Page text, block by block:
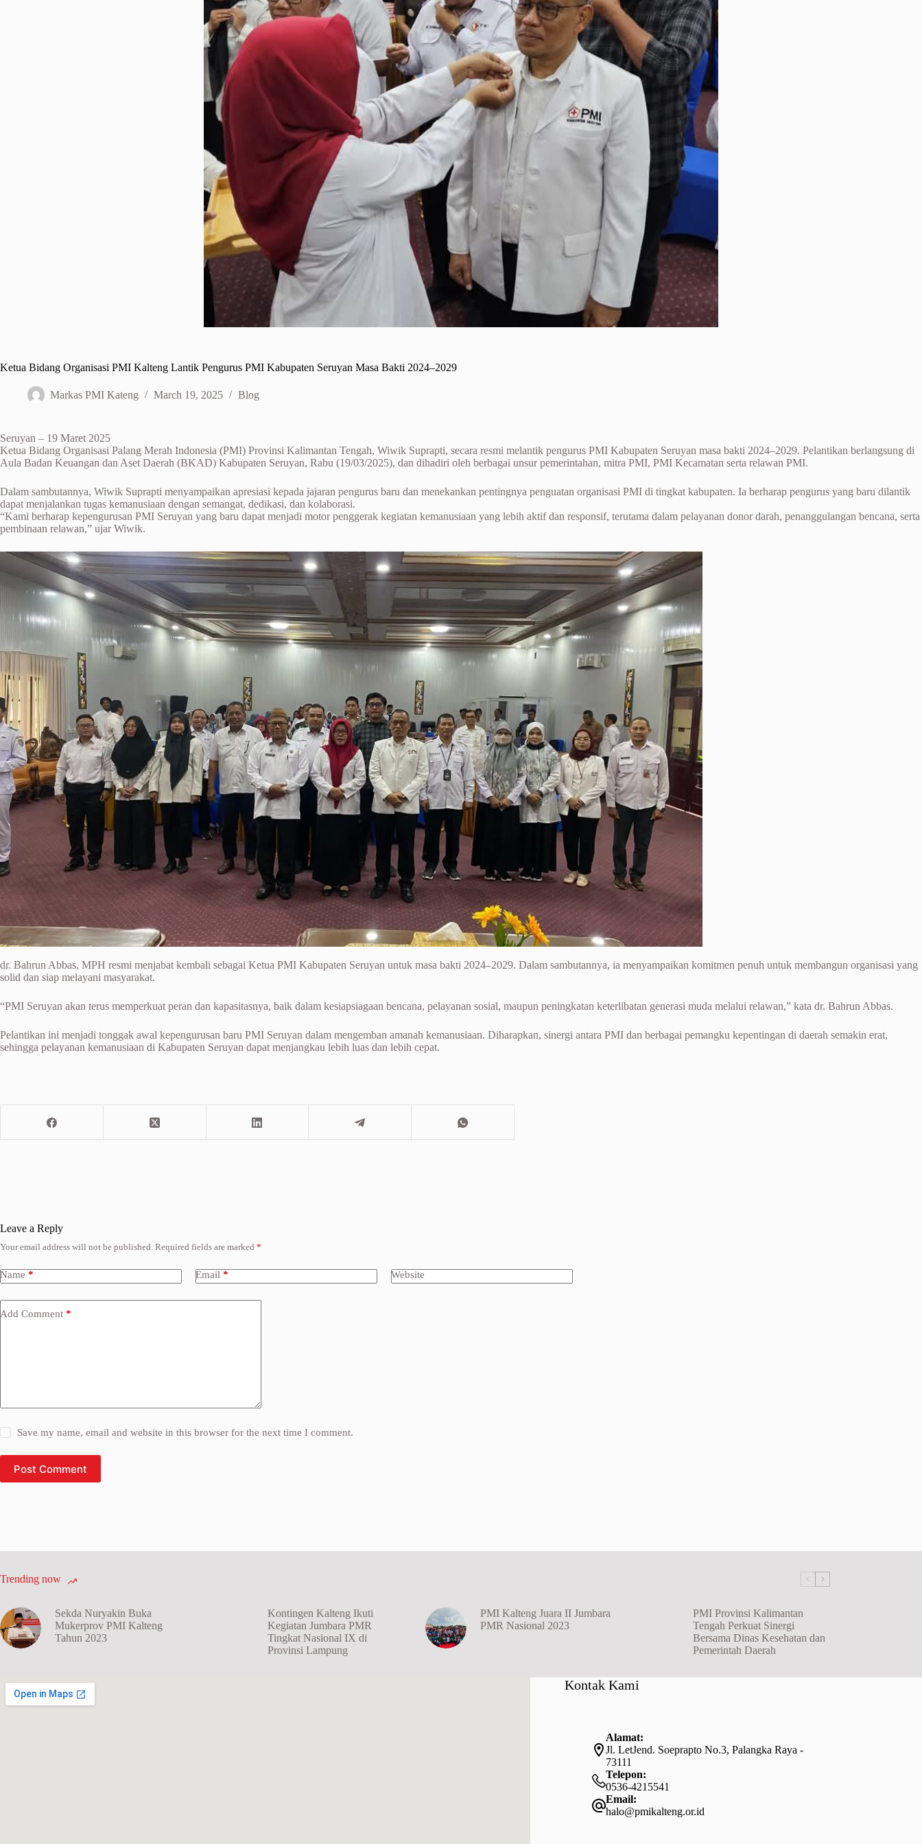
Ketua Bidang Organisasi PMI Kalteng Lantik Pengurus PMI Kabupaten Seruyan Masa Bakti 2024–2029
Markas PMI Kateng March 19, 2025 Blog
Seruyan – 19 Maret 2025
Ketua Bidang Organisasi Palang Merah Indonesia (PMI) Provinsi Kalimantan Tengah, Wiwik Suprapti, secara resmi melantik pengurus PMI Kabupaten Seruyan masa bakti 2024–2029. Pelantikan berlangsung di
Aula Badan Keuangan dan Aset Daerah (BKAD) Kabupaten Seruyan, Rabu (19/03/2025), dan dihadiri oleh berbagai unsur pemerintahan, mitra PMI, PMI Kecamatan serta relawan PMI.
Dalam sambutannya, Wiwik Suprapti menyampaikan apresiasi kepada jajaran pengurus baru dan menekankan pentingnya penguatan organisasi PMI di tingkat kabupaten. Ia berharap pengurus yang baru dilantik
dapat menjalankan tugas kemanusiaan dengan semangat, dedikasi, dan kolaborasi.
“Kami berharap kepengurusan PMI Seruyan yang baru dapat menjadi motor penggerak kegiatan kemanusiaan yang lebih aktif dan responsif, terutama dalam pelayanan donor darah, penanggulangan bencana, serta
pembinaan relawan,” ujar Wiwik.
dr. Bahrun Abbas, MPH resmi menjabat kembali sebagai Ketua PMI Kabupaten Seruyan untuk masa bakti 2024–2029. Dalam sambutannya, ia menyampaikan komitmen penuh untuk membangun organisasi yang
solid dan siap melayani masyarakat.
“PMI Seruyan akan terus memperkuat peran dan kapasitasnya, baik dalam kesiapsiagaan bencana, pelayanan sosial, maupun peningkatan keterlibatan generasi muda melalui relawan,” kata dr. Bahrun Abbas.
Pelantikan ini menjadi tonggak awal kepengurusan baru PMI Seruyan dalam mengemban amanah kemanusiaan. Diharapkan, sinergi antara PMI dan berbagai pemangku kepentingan di daerah semakin erat,
sehingga pelayanan kemanusiaan di Kabupaten Seruyan dapat menjangkau lebih luas dan lebih cepat.
Leave a Reply
Your email address will not be published. Required fields are marked *
Name * Email * Website
Add Comment *
Save my name, email and website in this browser for the next time I comment.
Post Comment
Trending now
Sekda Nuryakin Buka
Mukerprov PMI Kalteng
Tahun 2023
Kontingen Kalteng Ikuti
Kegiatan Jumbara PMR
Tingkat Nasional IX di
Provinsi Lampung
PMI Kalteng Juara II Jumbara
PMR Nasional 2023
PMI Provinsi Kalimantan
Tengah Perkuat Sinergi
Bersama Dinas Kesehatan dan
Pemerintah Daerah
Kontak Kami
Alamat:
Jl. LetJend. Soeprapto No.3, Palangka Raya -
73111
Telepon:
0536-4215541
Email:
halo@pmikalteng.or.id